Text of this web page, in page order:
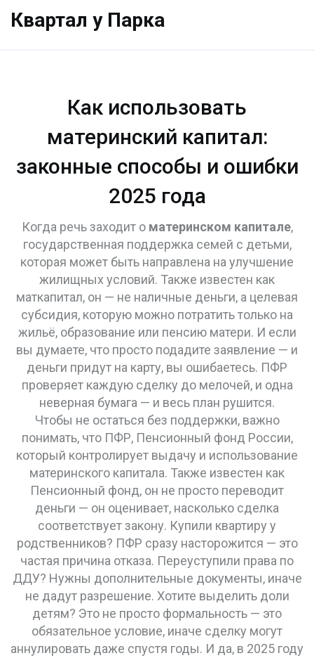
Квартал у Парка
Как использовать
материнский капитал:
законные способы и ошибки
2025 года
Когда речь заходит о материнском капитале,
государственная поддержка семей с детьми,
которая может быть направлена на улучшение
жилищных условий. Также известен как
маткапитал, он — не наличные деньги, а целевая
субсидия, которую можно потратить только на
жильё, образование или пенсию матери. И если
вы думаете, что просто подадите заявление — и
деньги придут на карту, вы ошибаетесь. ПФР
проверяет каждую сделку до мелочей, и одна
неверная бумага — и весь план рушится.
Чтобы не остаться без поддержки, важно
понимать, что ПФР, Пенсионный фонд России,
который контролирует выдачу и использование
материнского капитала. Также известен как
Пенсионный фонд, он не просто переводит
деньги — он оценивает, насколько сделка
соответствует закону. Купили квартиру у
родственников? ПФР сразу насторожится — это
частая причина отказа. Переуступили права по
ДДУ? Нужны дополнительные документы, иначе
не дадут разрешение. Хотите выделить доли
детям? Это не просто формальность — это
обязательное условие, иначе сделку могут
аннулировать даже спустя годы. И да, в 2025 году